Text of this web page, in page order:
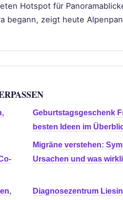
Hotspot für
begann, zeigt heute
Geburtstagsgeschenk
besten Ideen im
Migräne verstehen:
Ursachen und was
Diagnosezentrum